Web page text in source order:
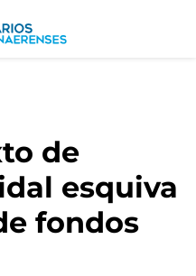
de
esquiva
fondos